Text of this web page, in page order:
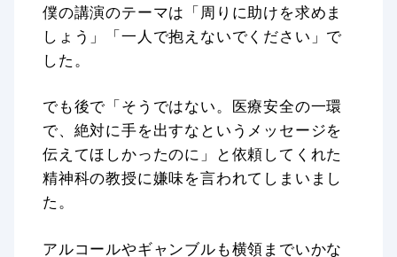
僕の講演のテーマは「周りに助けを求めま
しょう」「一人で抱えないでください」で
した。
でも後で「そうではない。医療安全の一環
で、絶対に手を出すなというメッセージを
伝えてほしかったのに」と依頼してくれた
精神科の教授に嫌味を言われてしまいまし
た。
アルコールやギャンブルも横領までいかな